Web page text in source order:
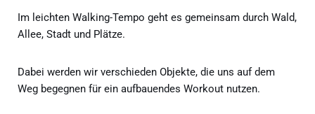
Im leichten Walking-Tempo geht es gemeinsam durch Wald,
Allee, Stadt und Plätze.
Dabei werden wir verschieden Objekte, die uns auf dem
Weg begegnen für ein aufbauendes Workout nutzen.